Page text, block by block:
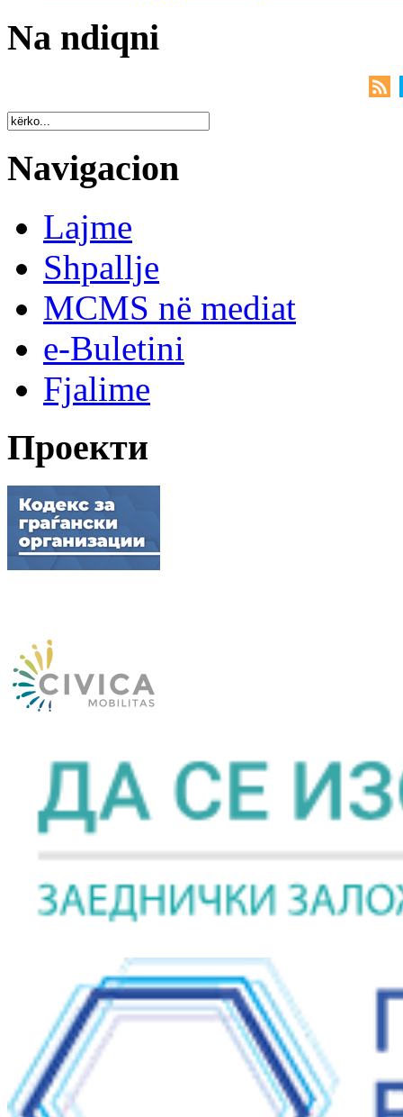
Na ndiqni
Navigacion
Lajme
Shpallje
MCMS në mediat
e-Buletini
Fjalime
Проекти